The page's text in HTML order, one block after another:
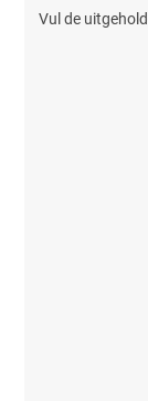
Vul de